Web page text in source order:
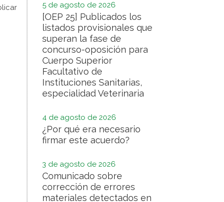
5 de agosto de 2026
[OEP 25] Publicados los
listados provisionales que
superan la fase de
concurso-oposición para
Cuerpo Superior
Facultativo de
Instituciones Sanitarias,
especialidad Veterinaria
4 de agosto de 2026
¿Por qué era necesario
firmar este acuerdo?
3 de agosto de 2026
Comunicado sobre
corrección de errores
materiales detectados en